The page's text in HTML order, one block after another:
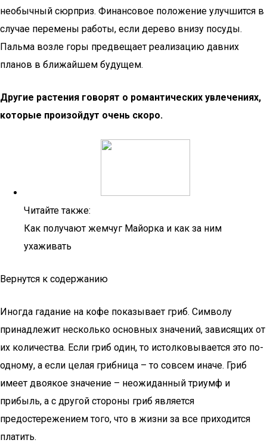
необычный сюрприз. Финансовое положение улучшится в
случае перемены работы, если дерево внизу посуды.
Пальма возле горы предвещает реализацию давних
планов в ближайшем будущем.
Другие растения говорят о романтических увлечениях,
которые произойдут очень скоро.
Читайте также:
Как получают жемчуг Майорка и как за ним
ухаживать
Вернутся к содержанию
Иногда гадание на кофе показывает гриб. Символу
принадлежит несколько основных значений, зависящих от
их количества. Если гриб один, то истолковывается это по-
одному, а если целая грибница – то совсем иначе. Гриб
имеет двоякое значение – неожиданный триумф и
прибыль, а с другой стороны гриб является
предостережением того, что в жизни за все приходится
платить.